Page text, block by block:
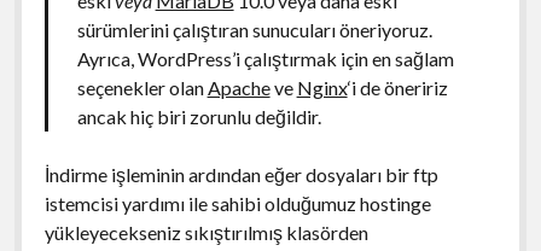
sürümlerini çalıştıran sunucuları öneriyoruz.
Ayrıca, WordPress’i çalıştırmak için en sağlam
seçenekler olan Apacheve Nginx‘i de öneririz
ancak hiç biri zorunlu değildir.
İndirme işleminin ardından eğer dosyaları bir ftp
istemcisi yardımı ile sahibi olduğumuz hostinge
yükleyecekseniz sıkıştırılmış klasörden